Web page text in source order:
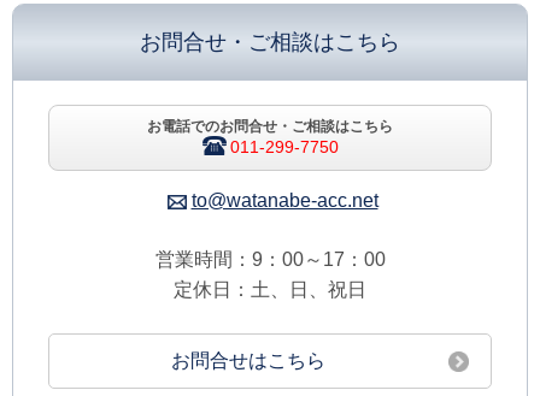
お問合せ・ご相談はこちら
お電話でのお問合せ・ご相談はこちら
011-299-7750
to@watanabe-acc.net
営業時間：9：00～17：00
定休日：土、日、祝日
お問合せはこちら